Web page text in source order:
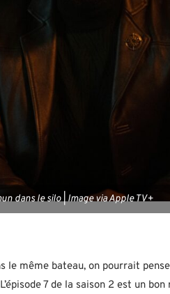
dans le silo | Image via Apple TV+
le même bateau, on pourrait
L’épisode 7 de la saison 2 est un